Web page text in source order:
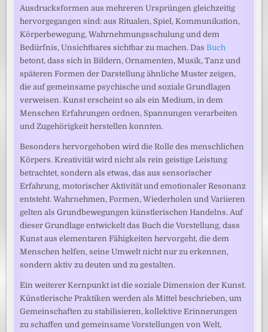
Ausdrucksformen aus mehreren Ursprüngen gleichzeitig
hervorgegangen sind: aus Ritualen, Spiel, Kommunikation,
Körperbewegung, Wahrnehmungsschulung und dem
Bedürfnis, Unsichtbares sichtbar zu machen. Das Buch
betont, dass sich in Bildern, Ornamenten, Musik, Tanz und
späteren Formen der Darstellung ähnliche Muster zeigen,
die auf gemeinsame psychische und soziale Grundlagen
verweisen. Kunst erscheint so als ein Medium, in dem
Menschen Erfahrungen ordnen, Spannungen verarbeiten
und Zugehörigkeit herstellen konnten.
Besonders hervorgehoben wird die Rolle des menschlichen
Körpers. Kreativität wird nicht als rein geistige Leistung
betrachtet, sondern als etwas, das aus sensorischer
Erfahrung, motorischer Aktivität und emotionaler Resonanz
entsteht. Wahrnehmen, Formen, Wiederholen und Variieren
gelten als Grundbewegungen künstlerischen Handelns. Auf
dieser Grundlage entwickelt das Buch die Vorstellung, dass
Kunst aus elementaren Fähigkeiten hervorgeht, die dem
Menschen helfen, seine Umwelt nicht nur zu erkennen,
sondern aktiv zu deuten und zu gestalten.
Ein weiterer Kernpunkt ist die soziale Dimension der Kunst.
Künstlerische Praktiken werden als Mittel beschrieben, um
Gemeinschaften zu stabilisieren, kollektive Erinnerungen
zu schaffen und gemeinsame Vorstellungen von Welt,